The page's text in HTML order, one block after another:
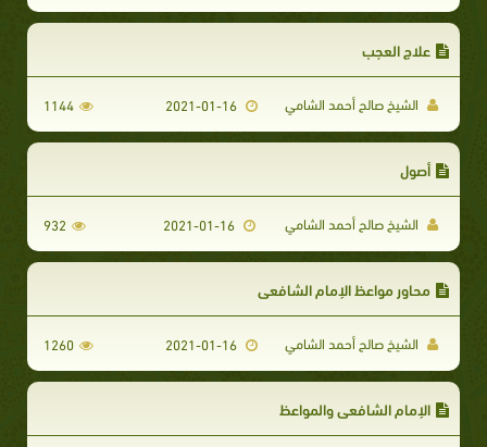
علاج العجب
الشيخ صالح أحمد الشامي 2021-01-16
1144
أصول
الشيخ صالح أحمد الشامي 932
محاور مواعظ الإمام الشافعي
الشيخ صالح أحمد الشامي 2021-01-16
1260
الإمام الشافعي والمواعظ